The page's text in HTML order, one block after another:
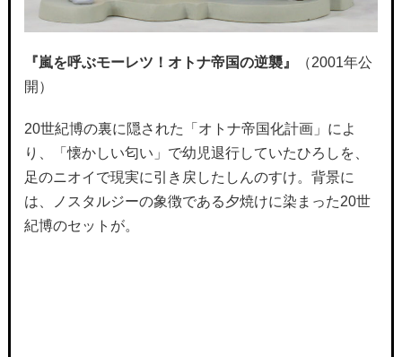
『嵐を呼ぶモーレツ！オトナ帝国の逆襲』
（2001年公
開）
20世紀博の裏に隠された「オトナ帝国化計画」によ
り、「懐かしい匂い」で幼児退行していたひろしを、
足のニオイで現実に引き戻したしんのすけ。背景に
は、ノスタルジーの象徴である夕焼けに染まった20世
紀博のセットが。